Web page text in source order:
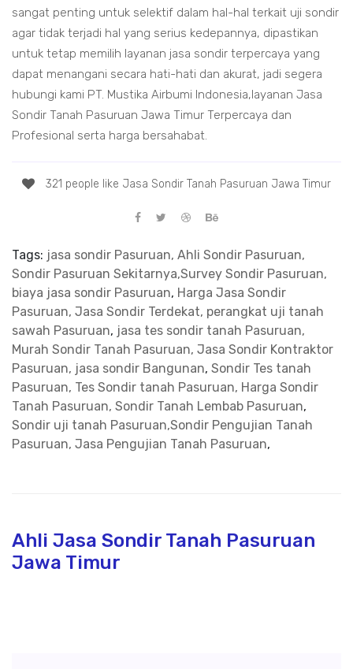
sangat penting untuk selektif dalam hal-hal terkait uji sondir
agar tidak terjadi hal yang serius kedepannya, dipastikan
untuk tetap memilih layanan jasa sondir terpercaya yang
dapat menangani secara hati-hati dan akurat, jadi segera
hubungi kami PT. Mustika Airbumi Indonesia,layanan Jasa
Sondir Tanah Pasuruan Jawa Timur Terpercaya dan
Profesional serta harga bersahabat.
321 people like Jasa Sondir Tanah Pasuruan Jawa Timur
Tags: jasa sondir Pasuruan, Ahli Sondir Pasuruan,
Sondir Pasuruan Sekitarnya,Survey Sondir Pasuruan,
biaya jasa sondir Pasuruan, Harga Jasa Sondir
Pasuruan, Jasa Sondir Terdekat, perangkat uji tanah
sawah Pasuruan, jasa tes sondir tanah Pasuruan,
Murah Sondir Tanah Pasuruan, Jasa Sondir Kontraktor
Pasuruan, jasa sondir Bangunan, Sondir Tes tanah
Pasuruan, Tes Sondir tanah Pasuruan, Harga Sondir
Tanah Pasuruan, Sondir Tanah Lembab Pasuruan,
Sondir uji tanah Pasuruan,Sondir Pengujian Tanah
Pasuruan, Jasa Pengujian Tanah Pasuruan,
Ahli Jasa Sondir Tanah Pasuruan
Jawa Timur